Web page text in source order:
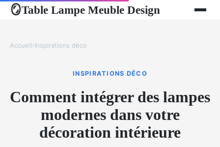
🪞Table Lampe Meuble Design
Accueil›Inspirations déco
INSPIRATIONS DÉCO
Comment intégrer des lampes
modernes dans votre
décoration intérieure